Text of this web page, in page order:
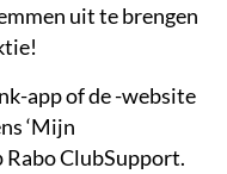
uit te brengen
app of de -website
‘Mijn
Rabo ClubSupport.